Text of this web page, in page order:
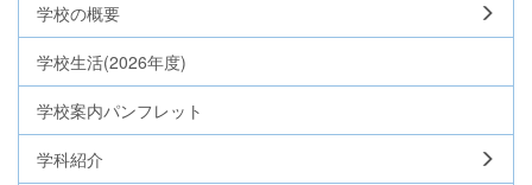
学校の概要
学校生活(2026年度)
学校案内パンフレット
学科紹介